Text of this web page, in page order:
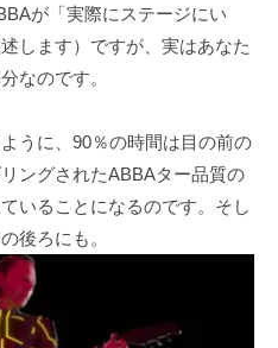
が「実際にステージにい
します）ですが、実はあなた
なのです。
うに、90％の時間は目の前の
ングされたABBAター品質の
いることになるのです。そし
後ろにも。